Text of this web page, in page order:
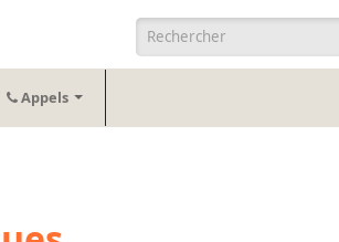
Formulaire de
Appels